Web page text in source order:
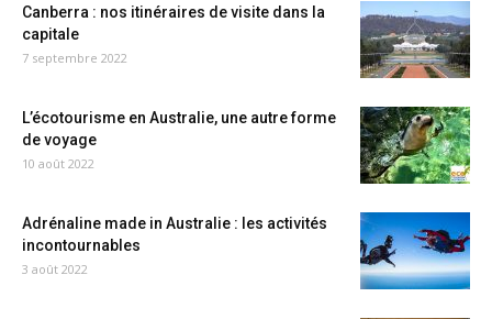
Canberra : nos itinéraires de visite dans la
capitale
7 septembre 2022
L’écotourisme en Australie, une autre forme
de voyage
10 août 2022
Adrénaline made in Australie : les activités
incontournables
3 août 2022